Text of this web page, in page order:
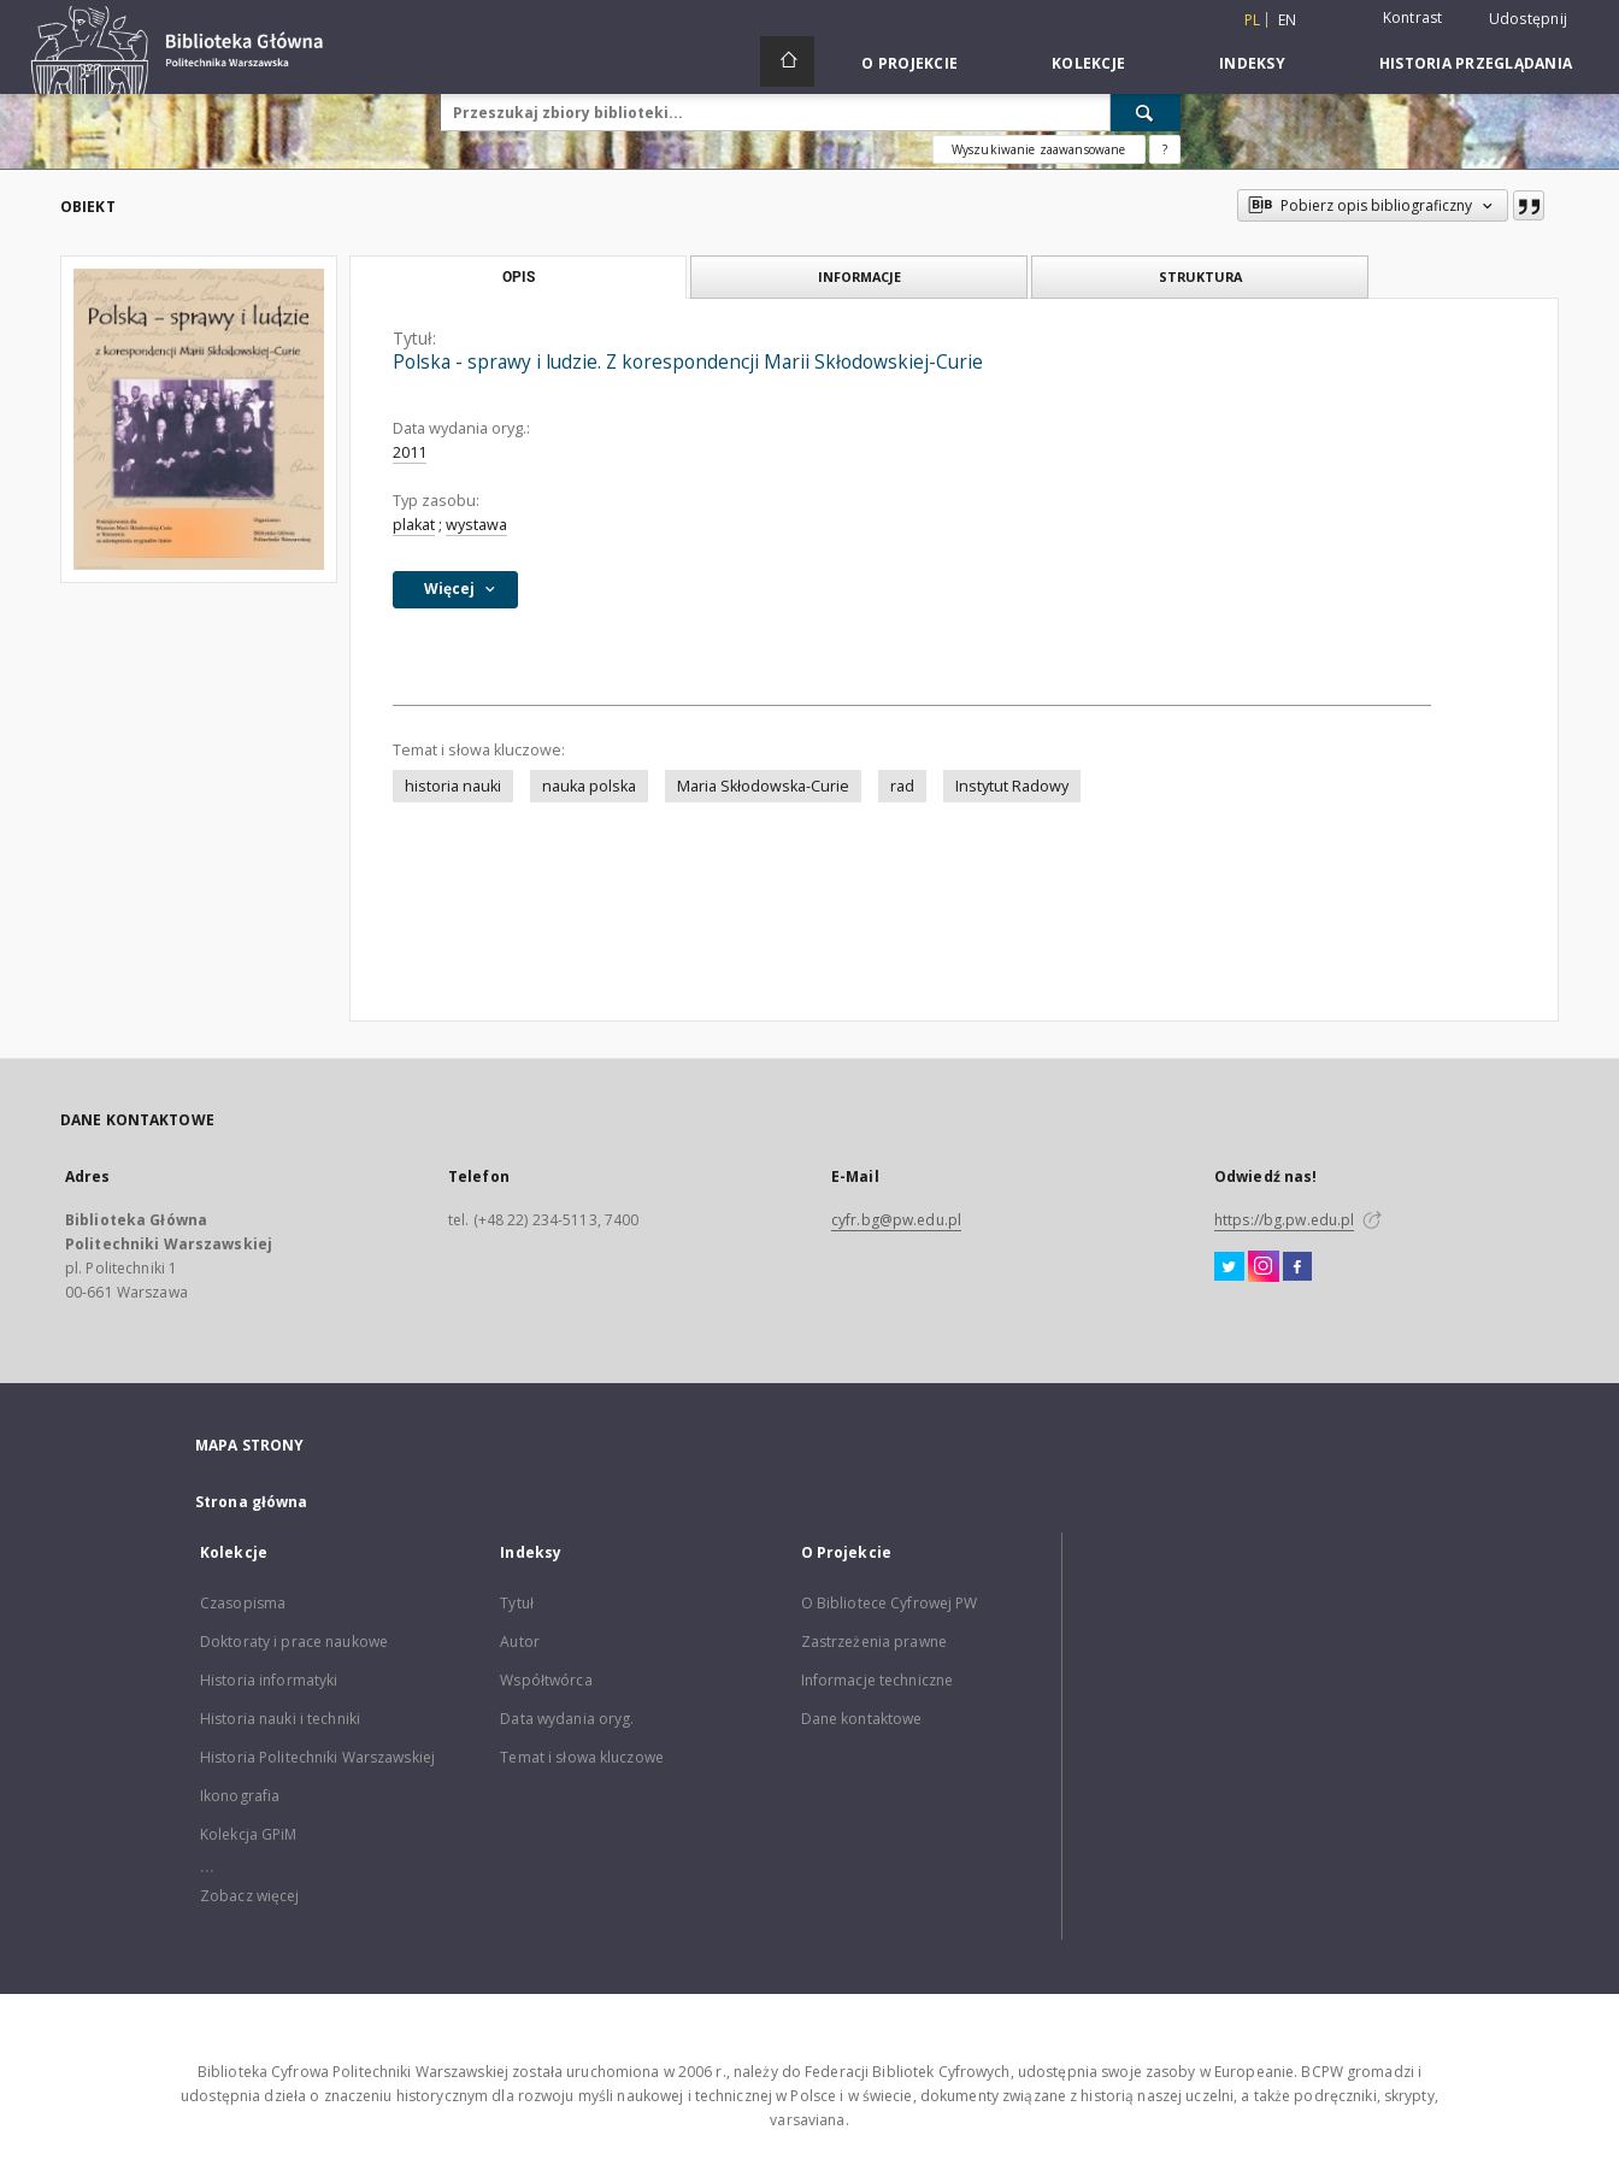
PL EN Kontrast Udostępnij
O PROJEKCIE KOLEKCJE INDEKSY HISTORIA PRZEGLĄDANIA
Wyszukiwanie zaawansowane ?
OBIEKT Pobierz opis bibliograficzny
OPIS INFORMACJE STRUKTURA
Tytuł:
Polska - sprawy i ludzie. Z korespondencji Marii Skłodowskiej-Curie
Data wydania oryg.:
2011
Typ zasobu:
plakat ; wystawa
Więcej
Temat i słowa kluczowe:
historia nauki
nauka polska Maria Skłodowska-Curie rad Instytut Radowy
DANE KONTAKTOWE
Adres
Biblioteka Główna
Politechniki Warszawskiej
pl. Politechniki 1
00-661 Warszawa
Telefon
tel. (+48 22) 234-5113, 7400
E-Mail
cyfr.bg@pw.edu.pl
Odwiedź nas!
https://bg.pw.edu.pl
MAPA STRONY
Strona główna
Kolekcje
Czasopisma
Doktoraty i prace naukowe
Historia informatyki
Historia nauki i techniki
Historia Politechniki Warszawskiej
Ikonografia
Kolekcja GPiM
...
Zobacz więcej
Indeksy
Tytuł
Autor
Współtwórca
Data wydania oryg.
Temat i słowa kluczowe
O Projekcie
O Bibliotece Cyfrowej PW
Zastrzeżenia prawne
Informacje techniczne
Dane kontaktowe
Biblioteka Cyfrowa Politechniki Warszawskiej została uruchomiona w 2006 r., należy do Federacji Bibliotek Cyfrowych, udostępnia swoje zasoby w Europeanie. BCPW gromadzi i
udostępnia dzieła o znaczeniu historycznym dla rozwoju myśli naukowej i technicznej w Polsce i w świecie, dokumenty związane z historią naszej uczelni, a także podręczniki, skrypty,
varsaviana.